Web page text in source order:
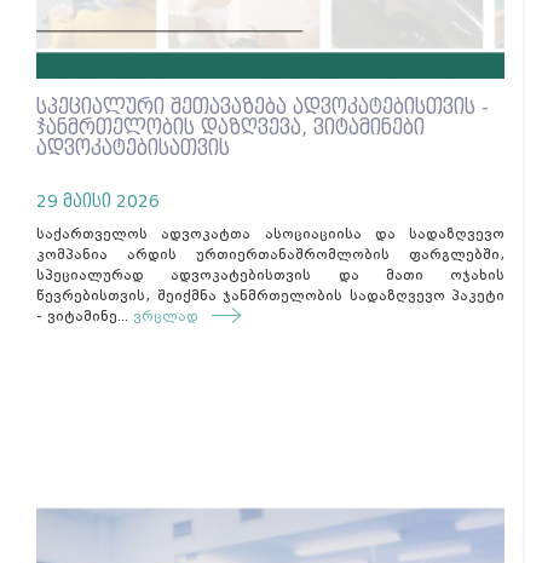
სპეციალური შეთავაზება ადვოკატებისთვის -
ჯანმრთელობის დაზღვევა, ვიტამინები
ადვოკატებისათვის
29 მაისი 2026
საქართველოს ადვოკატთა ასოციაციისა და სადაზღვევო
კომპანია არდის ურთიერთანაშრომლობის ფარგლებში,
სპეციალურად ადვოკატებისთვის და მათი ოჯახის
წევრებისთვის, შეიქმნა ჯანმრთელობის სადაზღვევო პაკეტი
- ვიტამინე... ვრცლად